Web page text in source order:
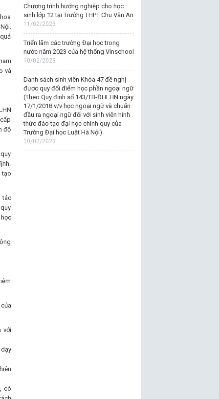
và
độ
tạo
tác
với
có
Chương trình hướng nghiệp cho học
sinh lớp 12 tại Trường THPT Chu Văn An
11/02/2023
Triển lãm các trường Đại học trong
nước năm 2023 của hệ thống Vinschool
10/02/2023
Danh sách sinh viên Khóa 47 đề nghị
được quy đổi điểm học phần ngoại ngữ
(Theo Quy định số 143/TB-ĐHLHN ngày
17/1/2018 v/v học ngoại ngữ và chuẩn
đầu ra ngoại ngữ đối với sinh viên hình
thức đào tạo đại học chính quy của
Trường Đại học Luật Hà Nội)
10/02/2023